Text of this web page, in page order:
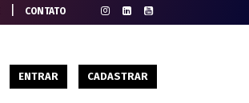
CONTATO
ENTRAR CADASTRAR